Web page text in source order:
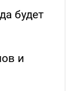
будет
и